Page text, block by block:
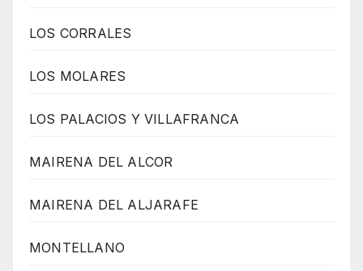
LOS CORRALES
LOS MOLARES
LOS PALACIOS Y VILLAFRANCA
MAIRENA DEL ALCOR
MAIRENA DEL ALJARAFE
MONTELLANO